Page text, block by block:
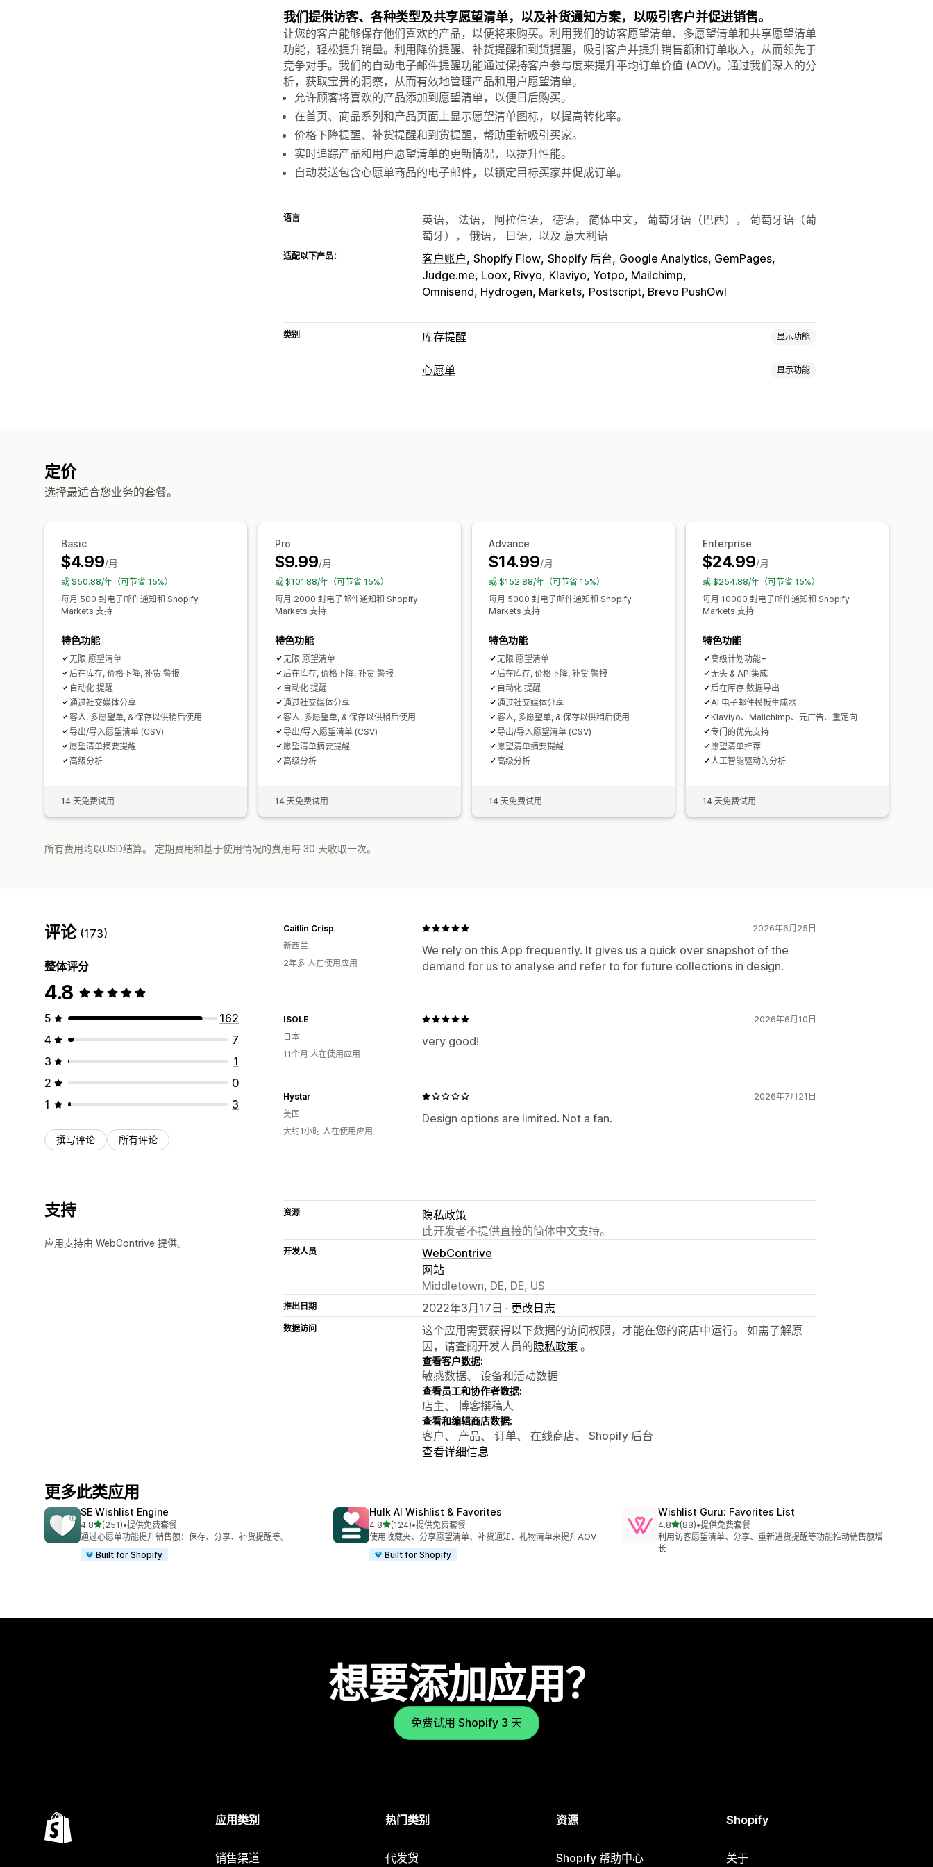
我们提供访客、各种类型及共享愿望清单，以及补货通知方案，以吸引客户并促进销售。
让您的客户能够保存他们喜欢的产品，以便将来购买。利用我们的访客愿望清单、多愿望清单和共享愿望清单
功能，轻松提升销量。利用降价提醒、补货提醒和到货提醒，吸引客户并提升销售额和订单收入，从而领先于
竞争对手。我们的自动电子邮件提醒功能通过保持客户参与度来提升平均订单价值 (AOV)。通过我们深入的分
析，获取宝贵的洞察，从而有效地管理产品和用户愿望清单。
允许顾客将喜欢的产品添加到愿望清单，以便日后购买。
在首页、商品系列和产品页面上显示愿望清单图标，以提高转化率。
价格下降提醒、补货提醒和到货提醒，帮助重新吸引买家。
实时追踪产品和用户愿望清单的更新情况，以提升性能。
自动发送包含心愿单商品的电子邮件，以锁定目标买家并促成订单。
语言
英语， 法语， 阿拉伯语， 德语， 简体中文， 葡萄牙语（巴西）， 葡萄牙语（葡
萄牙）， 俄语， 日语，以及 意大利语
适配以下产品： 客户账户 Shopify Flow Shopify 后台 Google Analytics, GemPages
Judge.me, Loox, Rivyo Klaviyo, Yotpo, Mailchimp
Omnisend, Hydrogen, Markets Postscript, Brevo PushOwl
类别 库存提醒 显示功能
通知
心愿单 显示功能
自定义品牌营销
购买提醒
定价
选择最适合您业务的套餐。
Basic
$4.99/月
或 $50.88/年（可节省 15%）
每月 500 封电子邮件通知和 Shopify
Markets 支持
特色功能
无限 愿望清单
后在库存, 价格下降, 补货 警报
自动化 提醒
通过社交媒体分享
客人, 多愿望单, & 保存以供稍后使用
导出/导入愿望清单 (CSV)
愿望清单摘要提醒
高级分析
14 天免费试用
Pro
$9.99/月
或 $101.88/年（可节省 15%）
每月 2000 封电子邮件通知和 Shopify
Markets 支持
特色功能
无限 愿望清单
后在库存, 价格下降, 补货 警报
自动化 提醒
通过社交媒体分享
客人, 多愿望单, & 保存以供稍后使用
导出/导入愿望清单 (CSV)
愿望清单摘要提醒
高级分析
14 天免费试用
Advance
$14.99/月
或 $152.88/年（可节省 15%）
每月 5000 封电子邮件通知和 Shopify
Markets 支持
特色功能
无限 愿望清单
后在库存, 价格下降, 补货 警报
自动化 提醒
通过社交媒体分享
客人, 多愿望单, & 保存以供稍后使用
导出/导入愿望清单 (CSV)
愿望清单摘要提醒
高级分析
14 天免费试用
Enterprise
$24.99/月
或 $254.88/年（可节省 15%）
每月 10000 封电子邮件通知和 Shopify
Markets 支持
特色功能
高级计划功能+
无头 & API集成
后在库存 数据导出
AI 电子邮件模板生成器
Klaviyo、Mailchimp、元广告、重定向
专门的优先支持
愿望清单推荐
人工智能驱动的分析
14 天免费试用
所有费用均以USD结算。 定期费用和基于使用情况的费用每 30 天收取一次。
评论 (173)
整体评分
4.8
5
162
4
7
3
1
2
0
1
3
撰写评论 所有评论
2026年6月25日
We rely on this App frequently. It gives us a quick over snapshot of the
demand for us to analyse and refer to for future collections in design.
Caitlin Crisp
新西兰
2年多 人在使用应用
2026年6月10日
very good!
ISOLE
日本
11个月 人在使用应用
2026年7月21日
Design options are limited. Not a fan.
Hystar
美国
大约1小时 人在使用应用
支持
应用支持由 WebContrive 提供。
资源
隐私政策
此开发者不提供直接的简体中文支持。
开发人员
WebContrive
网站
Middletown, DE, DE, US
推出日期 2022年3月17日 · 更改日志
数据访问
这个应用需要获得以下数据的访问权限，才能在您的商店中运行。 如需了解原
因，请查阅开发人员的隐私政策 。
查看客户数据:
敏感数据、 设备和活动数据
查看员工和协作者数据:
店主、 博客撰稿人
查看和编辑商店数据:
客户、 产品、 订单、 在线商店、 Shopify 后台
查看详细信息
更多此类应用
SE Wishlist Engine
4.8星（满分 5 星）
(251)
总共 251 条评论
•提供免费套餐
通过心愿单功能提升销售额：保存、分享、补货提醒等。
Built for Shopify
Hulk AI Wishlist & Favorites
4.8星（满分 5 星）
(124)
总共 124 条评论
•提供免费套餐
使用收藏夹、分享愿望清单、补货通知、礼物清单来提升AOV
Built for Shopify
Wishlist Guru: Favorites List
4.8星（满分 5 星）
(88)
总共 88 条评论
•提供免费套餐
利用访客愿望清单、分享、重新进货提醒等功能推动销售额增
长
想要添加应用？
免费试用 Shopify 3 天
应用类别
销售渠道
热门类别
代发货
资源
Shopify 帮助中心
Shopify
关于